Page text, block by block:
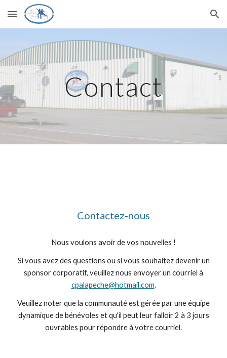
Skip to main content Skip to navigation
Contact
Contactez-nous
Nous voulons avoir de vos nouvelles !
Si vous avez des questions ou si vous souhaitez devenir un
sponsor corporatif, veuillez nous envoyer un courriel à
cpalapeche@hotmail.com.
Veuillez noter que la communauté est gérée par une équipe
dynamique de bénévoles et qu'il peut leur falloir 2 à 3 jours
ouvrables pour répondre à votre courriel.